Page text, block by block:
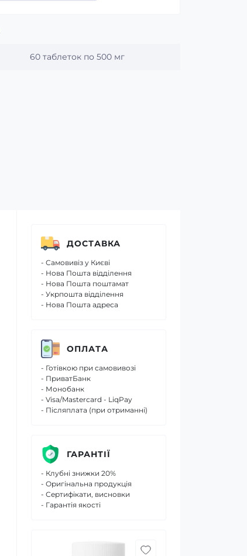
60 таблеток по 500 мг
ДОСТАВКА
- Самовивіз у Києві
- Нова Пошта відділення
- Нова Пошта поштамат
- Укрпошта відділення
- Нова Пошта адреса
ОПЛАТА
- Готівкою при самовивозі
- ПриватБанк
- Монобанк
- Visa/Mastercard - LiqPay
- Післяплата (при отриманні)
ГАРАНТІЇ
- Клубні знижки 20%
- Оригінальна продукція
- Сертифікати, висновки
- Гарантія якості